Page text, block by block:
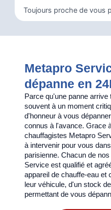
Toujours proche de vous
Metapro
dépanne en
Parce qu'une panne
souvent à un moment
d'honneur à vous
connus à l'avance. Grace
chauffagistes Metapro
à intervenir pour vous
parisienne. Chacun de
Service est qualifié et
appareil de chauffe-eau et
leur véhicule, d'un stock
permettant de vous